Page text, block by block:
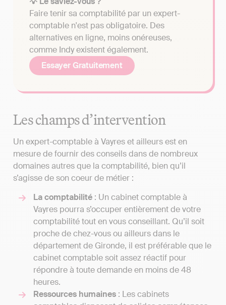
Faire tenir sa comptabilité par un expert-
comptable n'est pas obligatoire. Des
alternatives en ligne, moins onéreuses,
comme Indy existent également.
Essayer Gratuitement
Les champs d’intervention
Un expert-comptable à Vayres et ailleurs est en
mesure de fournir des conseils dans de nombreux
domaines autres que la comptabilité, bien qu’il
s’agisse de son coeur de métier :
La comptabilité : Un cabinet comptable à
Vayres pourra s’occuper entièrement de votre
comptabilité tout en vous conseillant. Qu’il soit
proche de chez-vous ou ailleurs dans le
département de Gironde, il est préférable que le
cabinet comptable soit assez réactif pour
répondre à toute demande en moins de 48
heures.
Ressources humaines : Les cabinets